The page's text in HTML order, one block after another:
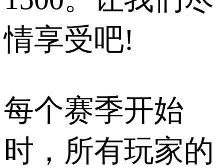
情享受吧!
每个赛季开始
时，所有玩家的